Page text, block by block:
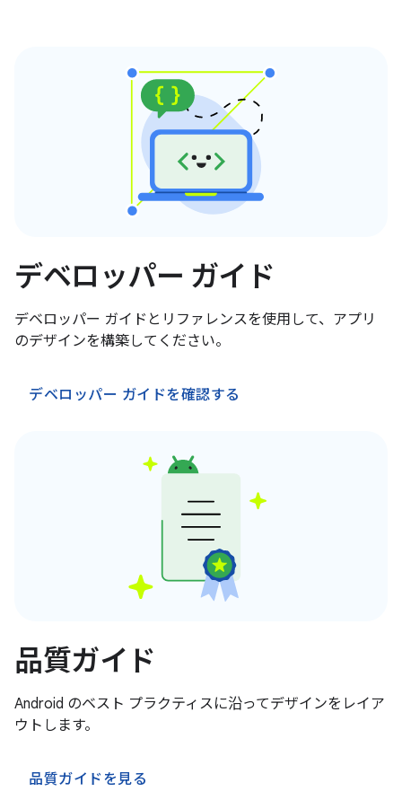
デベロッパー ガイド
デベロッパー ガイドとリファレンスを使用して、アプリ
のデザインを構築してください。
デベロッパー ガイドを確認する
品質ガイド
Android のベスト プラクティスに沿ってデザインをレイア
ウトします。
品質ガイドを見る